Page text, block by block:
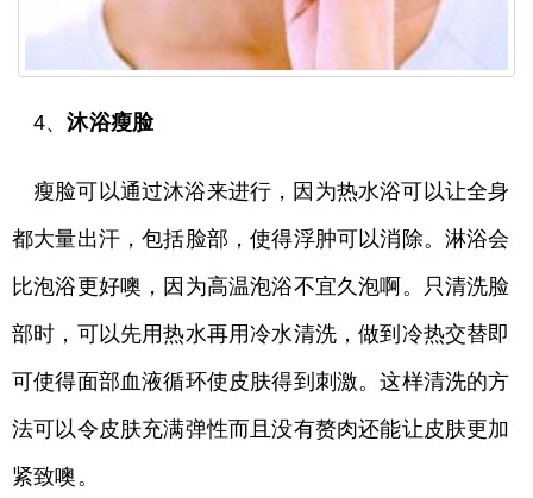
4、沐浴瘦脸
瘦脸可以通过沐浴来进行，因为热水浴可以让全身
都大量出汗，包括脸部，使得浮肿可以消除。淋浴会
比泡浴更好噢，因为高温泡浴不宜久泡啊。只清洗脸
部时，可以先用热水再用冷水清洗，做到冷热交替即
可使得面部血液循环使皮肤得到刺激。这样清洗的方
法可以令皮肤充满弹性而且没有赘肉还能让皮肤更加
紧致噢。